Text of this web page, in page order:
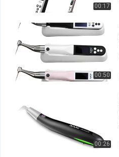
00:17
00:50
00:26